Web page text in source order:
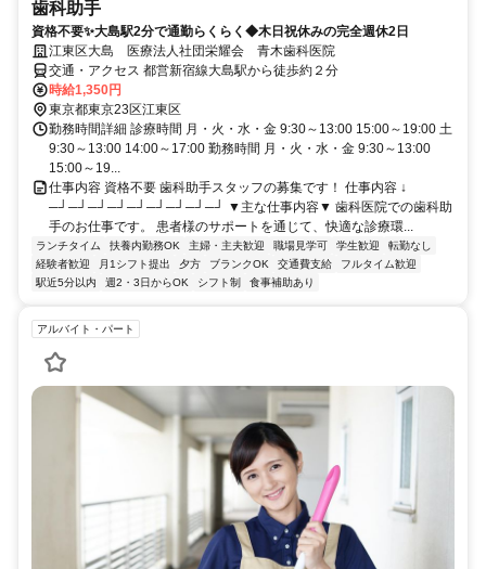
歯科助手
資格不要✨大島駅2分で通勤らくらく◆木日祝休みの完全週休2日
江東区大島 医療法人社団栄耀会 青木歯科医院
交通・アクセス 都営新宿線大島駅から徒歩約２分
時給1,350円
東京都東京23区江東区
勤務時間詳細 診療時間 月・火・水・金 9:30～13:00 15:00～19:00 土
9:30～13:00 14:00～17:00 勤務時間 月・火・水・金 9:30～13:00
15:00～19...
仕事内容 資格不要 歯科助手スタッフの募集です！ 仕事内容 ↓
─┘─┘─┘─┘─┘─┘─┘─┘─┘ ▼主な仕事内容▼ 歯科医院での歯科助
手のお仕事です。 患者様のサポートを通じて、快適な診療環...
ランチタイム 扶養内勤務OK 主婦・主夫歓迎 職場見学可 学生歓迎
転勤なし
経験者歓迎
月1シフト提出 夕方 ブランクOK 交通費支給
フルタイム歓迎
駅近5分以内
週2・3日からOK シフト制 食事補助あり
アルバイト・パート